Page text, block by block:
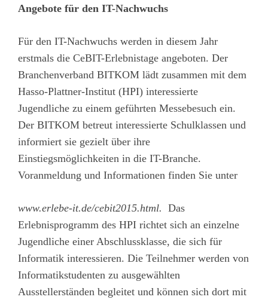
Angebote für den IT-Nachwuchs
Für den IT-Nachwuchs werden in diesem Jahr
erstmals die CeBIT-Erlebnistage angeboten. Der
Branchenverband BITKOM lädt zusammen mit dem
Hasso-Plattner-Institut (HPI) interessierte
Jugendliche zu einem geführten Messebesuch ein.
Der BITKOM betreut interessierte Schulklassen und
informiert sie gezielt über ihre
Einstiegsmöglichkeiten in die IT-Branche.
Voranmeldung und Informationen finden Sie unter
www.erlebe-it.de/cebit2015.html. Das
Erlebnisprogramm des HPI richtet sich an einzelne
Jugendliche einer Abschlussklasse, die sich für
Informatik interessieren. Die Teilnehmer werden von
Informatikstudenten zu ausgewählten
Ausstellerständen begleitet und können sich dort mit